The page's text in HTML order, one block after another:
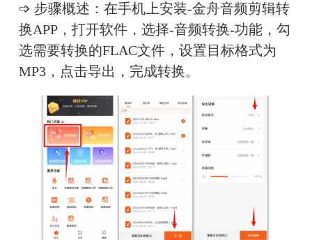
➩ 步骤概述：在手机上安装-金舟音频剪辑转
换APP，打开软件，选择-音频转换-功能，勾
选需要转换的FLAC文件，设置目标格式为
MP3，点击导出，完成转换。